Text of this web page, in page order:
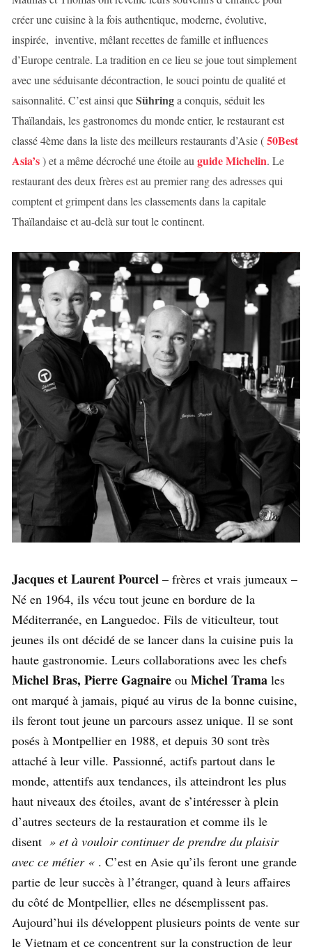
créer une cuisine à la fois authentique, moderne, évolutive,
inspirée, inventive, mêlant recettes de famille et influences
d’Europe centrale. La tradition en ce lieu se joue tout simplement
avec une séduisante décontraction, le souci pointu de qualité et
saisonnalité. C’est ainsi queSühringa conquis, séduit les
Thaïlandais, les gastronomes du monde entier, le restaurant est
classé 4ème dans la liste des meilleurs restaurants d’Asie (50Best
Asia’s) et a même décroché une étoile au guide Michelin. Le
restaurant des deux frères est au premier rang des adresses qui
comptent et grimpent dans les classements dans la capitale
Thaïlandaise et au-delà sur tout le continent.
Jacques et Laurent Pourcel – frères et vrais jumeaux –
Né en 1964, ils vécu tout jeune en bordure de la
Méditerranée, en Languedoc. Fils de viticulteur, tout
jeunes ils ont décidé de se lancer dans la cuisine puis la
haute gastronomie. Leurs collaborations avec les chefs
Michel Bras, Pierre Gagnaire ou Michel Trama les
ont marqué à jamais, piqué au virus de la bonne cuisine,
ils feront tout jeune un parcours assez unique. Il se sont
posés à Montpellier en 1988, et depuis 30 sont très
attaché à leur ville. Passionné, actifs partout dans le
monde, attentifs aux tendances, ils atteindront les plus
haut niveaux des étoiles, avant de s’intéresser à plein
d’autres secteurs de la restauration et comme ils le
disent » et à vouloir continuer de prendre du plaisir
avec ce métier « . C’est en Asie qu’ils feront une grande
partie de leur succès à l’étranger, quand à leurs affaires
du côté de Montpellier, elles ne désemplissent pas.
Aujourd’hui ils développent plusieurs points de vente sur
le Vietnam et ce concentrent sur la construction de leur